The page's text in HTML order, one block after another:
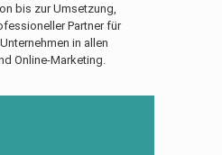
bis zur Umsetzung,
Partner für
in allen
Online-Marketing.